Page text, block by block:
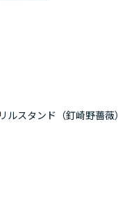
スタンド（釘崎野薔薇）